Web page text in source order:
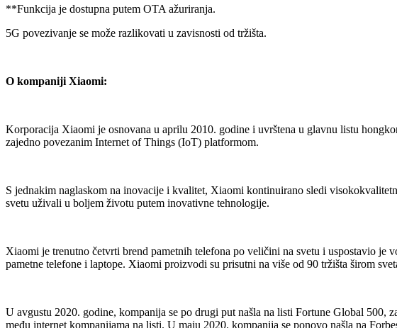
**Funkcija je dostupna putem OTA ažuriranja.
5G povezivanje se može razlikovati u zavisnosti od tržišta.
O kompaniji Xiaomi:
Korporacija Xiaomi je osnovana u aprilu 2010. godine i uvrštena u glavnu listu
zajedno povezanim Internet of Things (IoT) platformom.
S jednakim naglaskom na inovacije i kvalitet, Xiaomi kontinuirano sledi
svetu uživali u boljem životu putem inovativne tehnologije.
Xiaomi je trenutno četvrti brend pametnih telefona po veličini na svetu i uspostavio je
pametne telefone i laptope. Xiaomi proizvodi su prisutni na više od 90 tržišta širom
U avgustu 2020. godine, kompanija se po drugi put našla na listi Fortune Global 500,
među internet kompanijama na listi. U maju 2020. kompanija se ponovo našla na